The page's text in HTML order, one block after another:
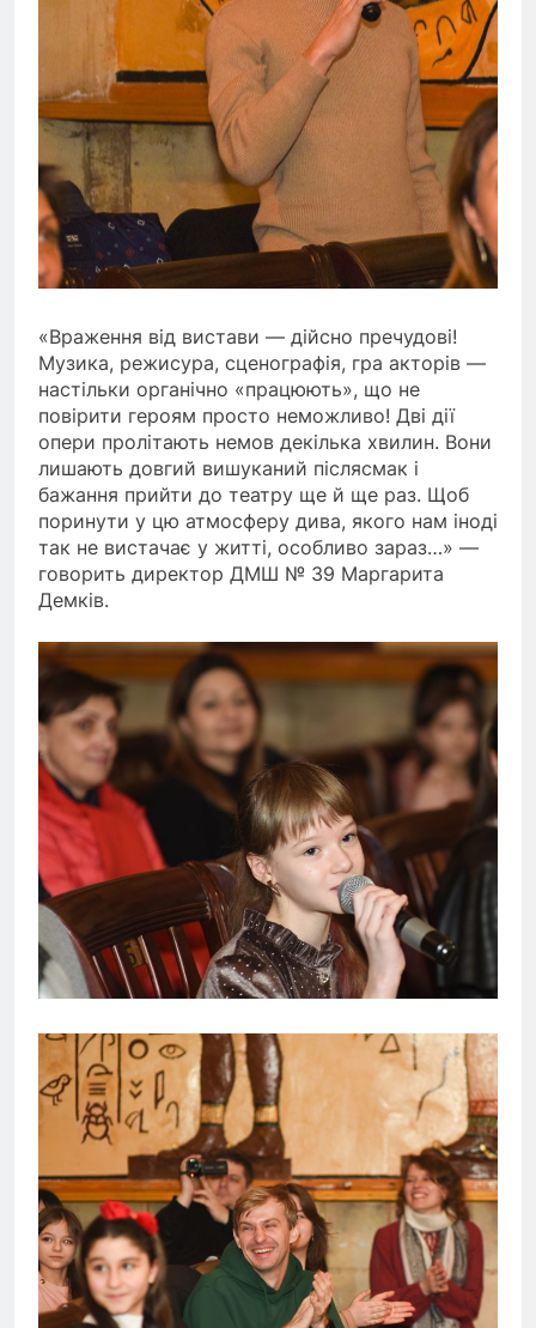
«Враження від вистави — дійсно пречудові!
Музика, режисура, сценографія, гра акторів —
настільки органічно «працюють», що не
повірити героям просто неможливо! Дві дії
опери пролітають немов декілька хвилин. Вони
лишають довгий вишуканий післясмак і
бажання прийти до театру ще й ще раз. Щоб
поринути у цю атмосферу дива, якого нам іноді
так не вистачає у житті, особливо зараз…» —
говорить директор ДМШ № 39 Маргарита
Демків.